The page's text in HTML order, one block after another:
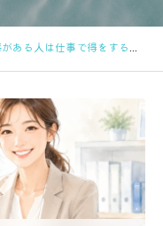
人は仕事で得をする？第一印象を良くする簡単習慣